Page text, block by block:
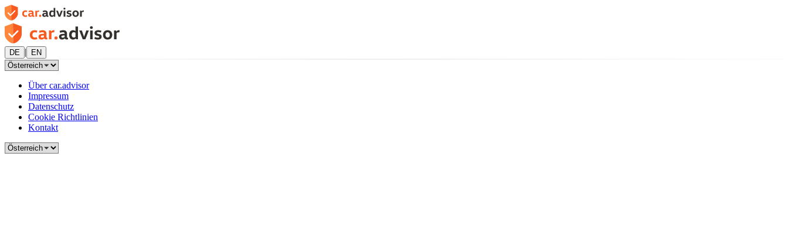
DE | EN
Über car.advisor
Impressum
Datenschutz
Cookie Richtlinien
Kontakt